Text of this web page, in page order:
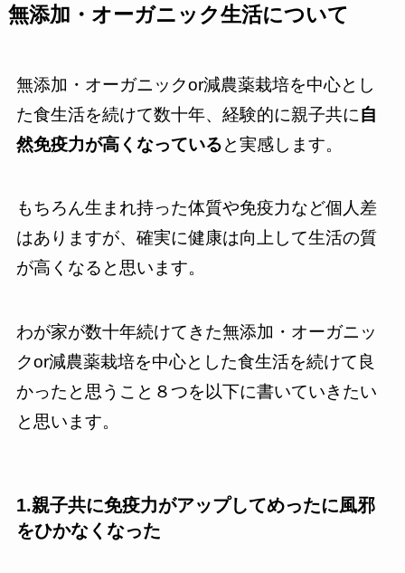
無添加・オーガニック生活について
無添加・オーガニックor減農薬栽培を中心とし
た食生活を続けて数十年、経験的に親子共に自
然免疫力が高くなっていると実感します。
もちろん生まれ持った体質や免疫力など個人差
はありますが、確実に健康は向上して生活の質
が高くなると思います。
わが家が数十年続けてきた無添加・オーガニッ
クor減農薬栽培を中心とした食生活を続けて良
かったと思うこと８つを以下に書いていきたい
と思います。
1.親子共に免疫力がアップしてめったに風邪
をひかなくなった